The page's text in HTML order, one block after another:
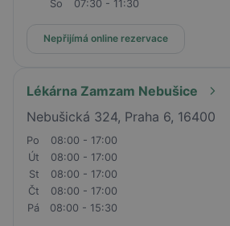
So
07:30 - 11:30
Nepřijímá online rezervace
Lékárna Zamzam Nebušice
Nebušická 324, Praha 6, 16400
Po
08:00 - 17:00
Út
08:00 - 17:00
St
08:00 - 17:00
Čt
08:00 - 17:00
Pá
08:00 - 15:30